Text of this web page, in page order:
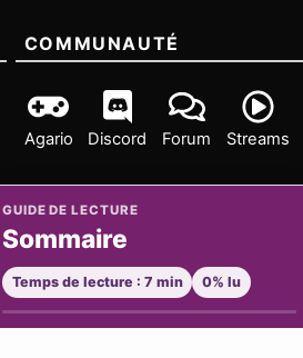
COMMUNAUTÉ
Agario Discord Forum Streams
GUIDE DE LECTURE
Sommaire
Temps de lecture : 7 min 0% lu